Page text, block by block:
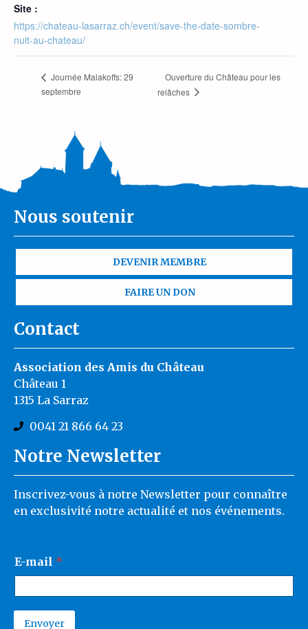
Site :
https://chateau-lasarraz.ch/event/save-the-date-sombre-
nuit-au-chateau/
Journée Malakoffs: 29
septembre
Ouverture du Château pour les
relâches
Nous soutenir
DEVENIR MEMBRE
FAIRE UN DON
Contact
Association des Amis du Château
Château 1
1315 La Sarraz
0041 21 866 64 23
Notre Newsletter
Inscrivez-vous à notre Newsletter pour connaître
en exclusivité notre actualité et nos événements.
-
m
E-mail *
Envoyer